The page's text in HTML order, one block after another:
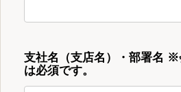
支社名（支店名）・部署名
は必須です。